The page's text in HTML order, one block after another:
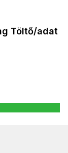
Töltő/adat